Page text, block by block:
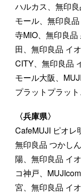
ハルカス、無印
モール、無印良
寺MIO、無印良
田、無印良品 イ
CITY、無印良品
モール大阪、
プラットプラッ
〈兵庫県〉
CafeMUJI ピオレ
無印良品 つかし
陽、無印良品 イ
コ神戸、
宮、無印良品 イ